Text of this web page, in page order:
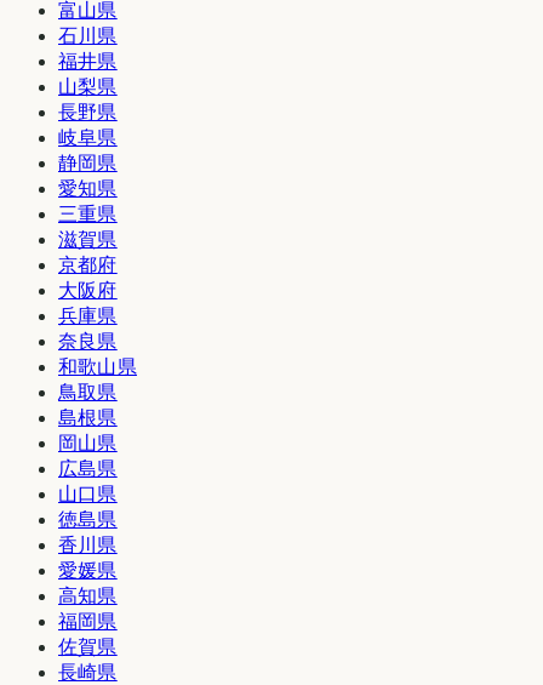
富山県
石川県
福井県
山梨県
長野県
岐阜県
静岡県
愛知県
三重県
滋賀県
京都府
大阪府
兵庫県
奈良県
和歌山県
鳥取県
島根県
岡山県
広島県
山口県
徳島県
香川県
愛媛県
高知県
福岡県
佐賀県
長崎県